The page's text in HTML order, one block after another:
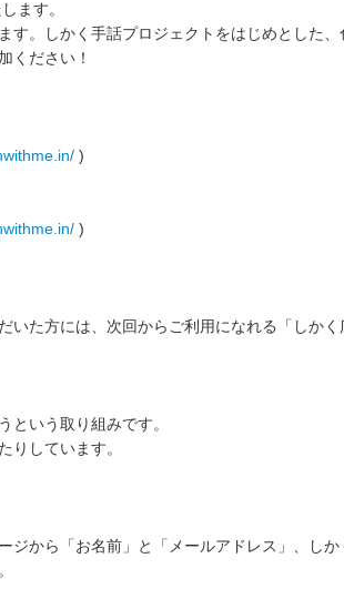
ます。
す。しかく手話プロジェクトをはじめとした、
ください！
)
)
た方には、次回からご利用になれる「しかく
という取り組みです。
りしています。
ジから「お名前」と「メールアドレス」、しか